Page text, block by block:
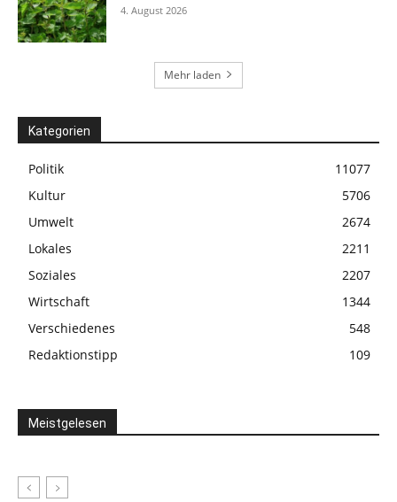
4. August 2026
Mehr laden
Kategorien
Politik
11077
Kultur
5706
Umwelt
2674
Lokales
2211
Soziales
2207
Wirtschaft
1344
Verschiedenes
548
Redaktionstipp
109
Meistgelesen